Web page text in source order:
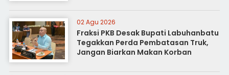
02 Agu 2026
Fraksi PKB Desak Bupati Labuhanbatu
Tegakkan Perda Pembatasan Truk,
Jangan Biarkan Makan Korban